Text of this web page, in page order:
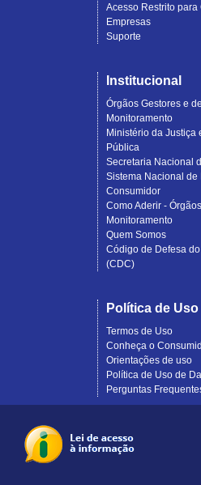
Acesso Restrito para
Empresas
Suporte
Institucional
Órgãos Gestores e de
Monitoramento
Ministério da Justiça
Pública
Secretaria Nacional
Sistema Nacional de
Consumidor
Como Aderir -
Monitoramento
Quem Somos
Código de Defesa
(CDC)
Política de Uso
Termos de Uso
Conheça o
Orientações de uso
Política de Uso de
Perguntas